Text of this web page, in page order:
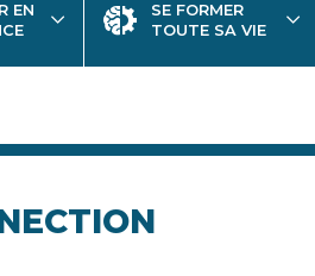
EN
SE FORMER
TOUTE SA VIE